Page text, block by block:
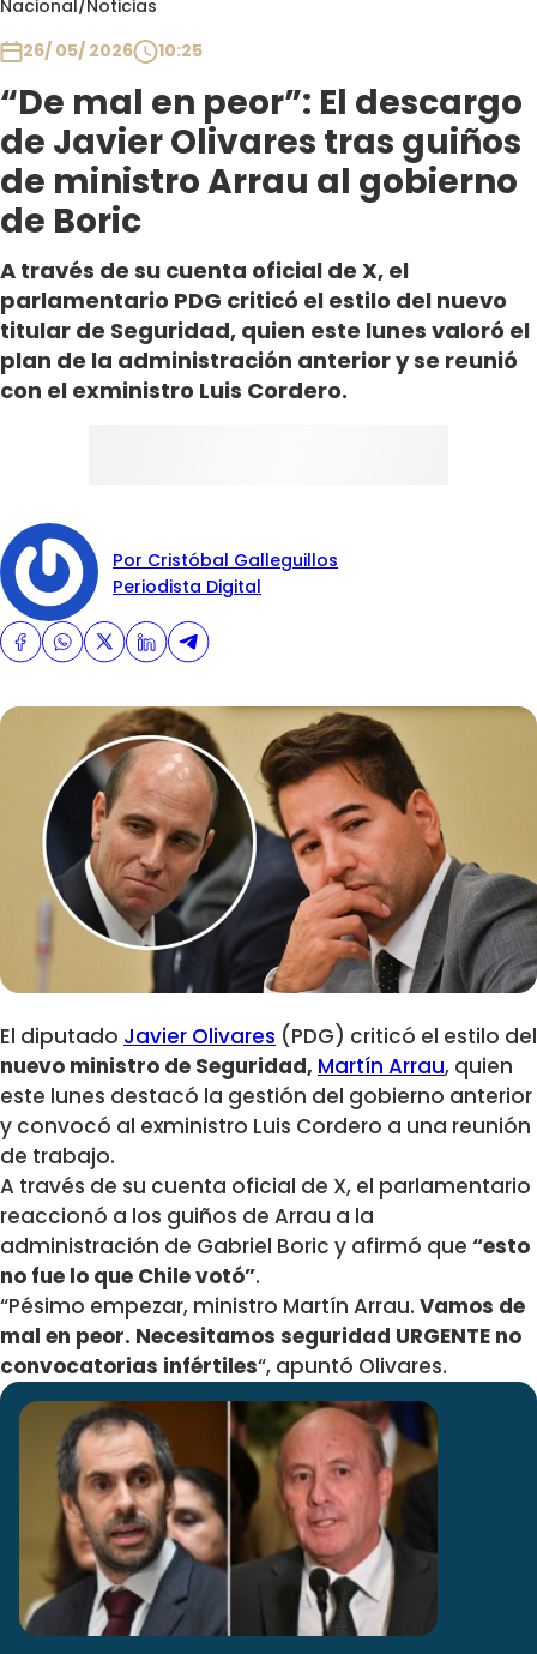
Nacional/Noticias
26/ 05/ 2026
10:25
“De mal en peor”: El descargo
de Javier Olivares tras guiños
de ministro Arrau al gobierno
de Boric
A través de su cuenta oficial de X, el
parlamentario PDG criticó el estilo del nuevo
titular de Seguridad, quien este lunes valoró el
plan de la administración anterior y se reunió
con el exministro Luis Cordero.
Por Cristóbal Galleguillos
Periodista Digital
El diputado Javier Olivares (PDG) criticó el estilo del
nuevo ministro de Seguridad, Martín Arrau, quien
este lunes destacó la gestión del gobierno anterior
y convocó al exministro Luis Cordero a una reunión
de trabajo.
A través de su cuenta oficial de X, el parlamentario
reaccionó a los guiños de Arrau a la
administración de Gabriel Boric y afirmó que “esto
no fue lo que Chile votó”.
“Pésimo empezar, ministro Martín Arrau. Vamos de
mal en peor. Necesitamos seguridad URGENTE no
convocatorias infértiles“, apuntó Olivares.
Club De La Comedia
Contigo en Directo
Plan Perfecto
El Tiempo
Sabingo
Todos Los Programas